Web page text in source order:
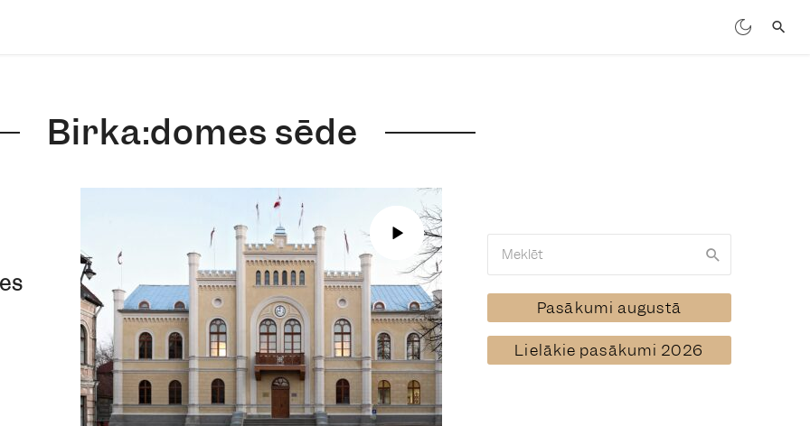
Birka:domes sēde
Pasākumi augustā
Lielākie pasākumi 2026